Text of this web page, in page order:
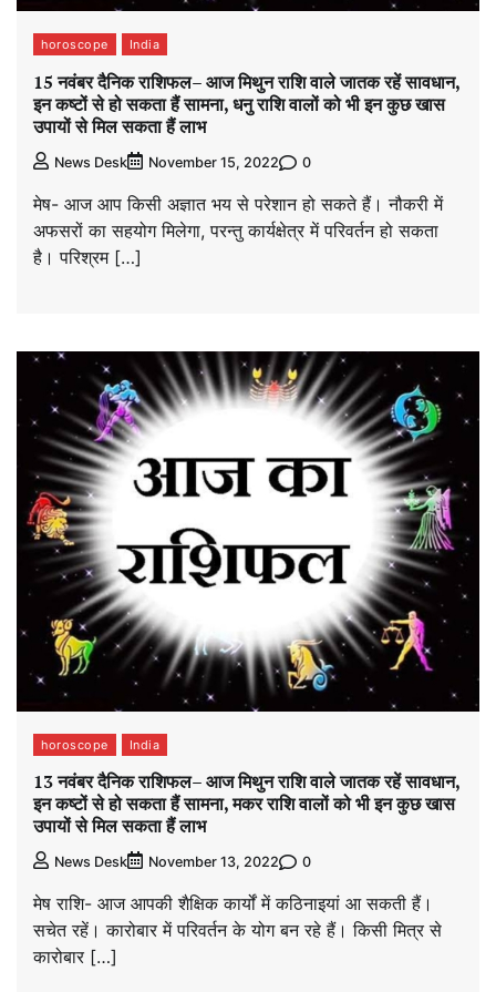
horoscope India
15 नवंबर दैनिक राशिफल– आज मिथुन राशि वाले जातक रहें सावधान,
इन कष्टों से हो सकता हैं सामना, धनु राशि वालों को भी इन कुछ खास
उपायों से मिल सकता हैं लाभ
News Desk November 15, 2022 0
मेष- आज आप किसी अज्ञात भय से परेशान हो सकते हैं। नौकरी में
अफसरों का सहयोग मिलेगा, परन्तु कार्यक्षेत्र में परिवर्तन हो सकता
है। परिश्रम […]
horoscope India
13 नवंबर दैनिक राशिफल– आज मिथुन राशि वाले जातक रहें सावधान,
इन कष्टों से हो सकता हैं सामना, मकर राशि वालों को भी इन कुछ खास
उपायों से मिल सकता हैं लाभ
News Desk November 13, 2022 0
मेष राशि- आज आपकी शैक्षिक कार्यों में कठिनाइयां आ सकती हैं।
सचेत रहें। कारोबार में परिवर्तन के योग बन रहे हैं। किसी मित्र से
कारोबार […]